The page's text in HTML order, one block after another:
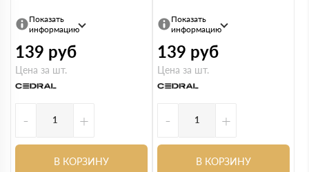
Показать
информацию
139 руб
Цена за шт.
- +
В КОРЗИНУ
Показать
информацию
139 руб
Цена за шт.
- +
В КОРЗИНУ